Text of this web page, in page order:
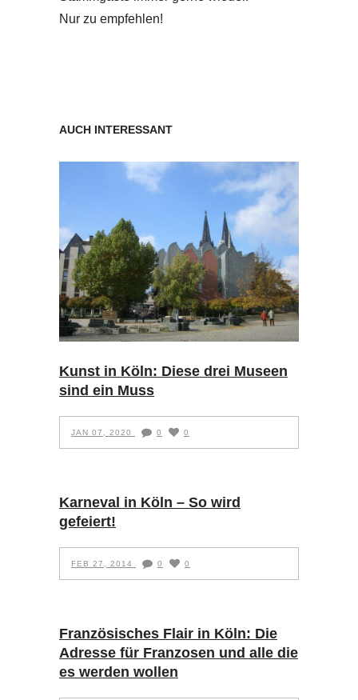
Nur zu empfehlen!
AUCH INTERESSANT
Kunst in Köln: Diese drei Museen
sind ein Muss
JAN 07, 2020 0 0
Karneval in Köln – So wird
gefeiert!
FEB 27, 2014 0 0
Französisches Flair in Köln: Die
Adresse für Franzosen und alle die
es werden wollen